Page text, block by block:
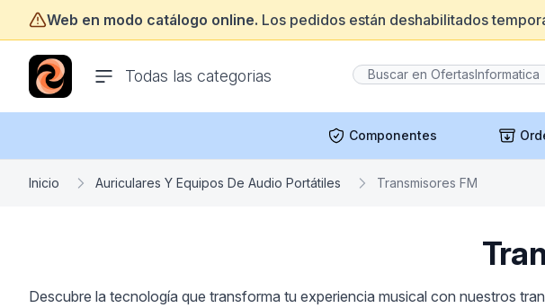
Web en modo catálogo online. Los pedidos están deshabilitados
Todas las categorias
ofertasinformatica.com
Componentes
Inicio Auriculares Y Equipos De Audio Portátiles Transmisores FM
Descubre la tecnología que transforma tu experiencia musical con nuestros